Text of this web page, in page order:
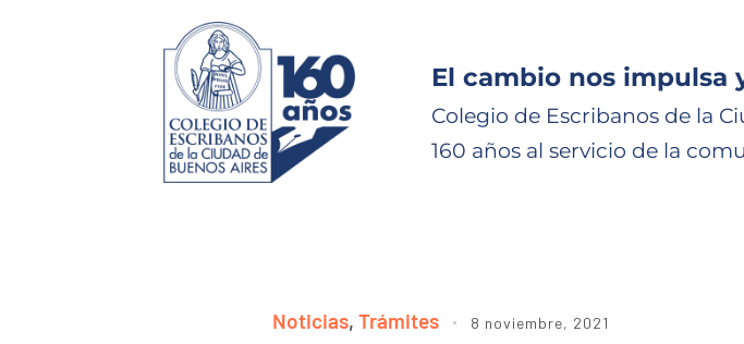
El cambio nos impulsa
Colegio de Escribanos de la
160 años al servicio de la
Noticias, Trámites 8 noviembre, 2021